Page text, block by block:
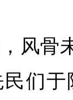
骨未
们